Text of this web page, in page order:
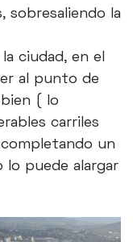
sobresaliendo la
ciudad, en el
al punto de
( lo
carriles
un
lo puede alargar